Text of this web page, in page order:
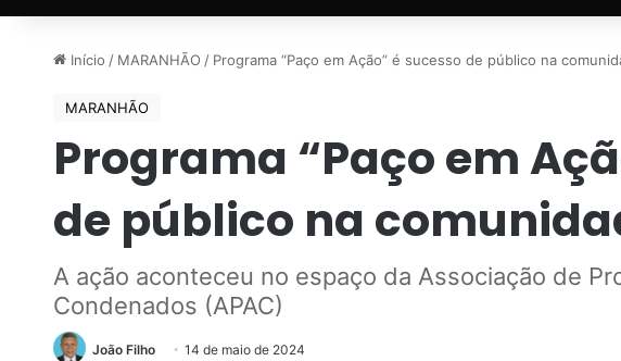
Início / MARANHÃO / Programa “Paço em Ação” é sucesso de público na
MARANHÃO
Programa “Paço em
de público na
A ação aconteceu no espaço da Associação de
Condenados (APAC)
João Filho 14 de maio de 2024